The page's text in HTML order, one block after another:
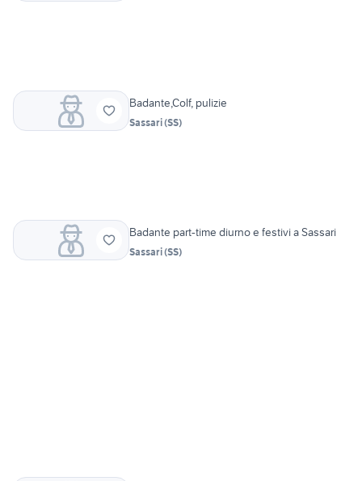
Badante,Colf, pulizie
Sassari(SS)
Badante part-time diurno e festivi a Sassari
Sassari(SS)